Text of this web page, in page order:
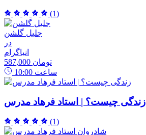
(1)
جلیل گلشن
در
انیاگرام
587,000 تومان
10:00 ساعت
زندگی چیست؟ | استاد فرهاد مدرس
(1)